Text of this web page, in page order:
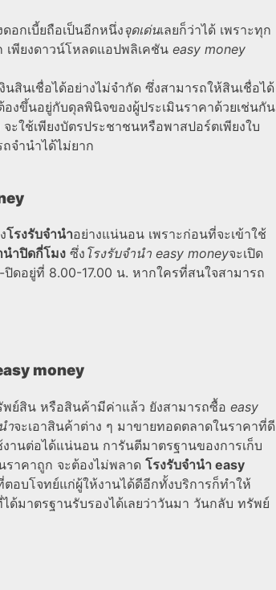
ดอกเบี้ยถือเป็นอีกหนึ่งจุดเด่นเลยก็ว่าได้ เพราะทุก
เพียงดาวน์โหลดแอปพลิเคชัน easy money
งินสินเชื่อได้อย่างไม่จำกัด ซึ่งสามารถให้สินเชื่อได้
งขึ้นอยู่กับดุลพินิจของผู้ประเมินราคาด้วยเช่นกัน
ะใช้เพียงบัตรประชาชนหรือพาสปอร์ตเพียงใบ
จำนำได้ไม่ยาก
โรงรับจำนำอย่างแน่นอน เพราะก่อนที่จะเข้าใช้
นําปิดกี่โมง ซึ่ง โรงรับจำนำ easy moneyจะเปิด
ดอยู่ที่ 8.00-17.00 น. หากใครที่สนใจสามารถ
money
พย์สิน หรือสินค้ามีค่าแล้ว ยังสามารถซื้อ easy
าจะเอาสินค้าต่าง ๆ มาขายทอดตลาดในราคาที่ดี
านต่อได้แน่นอน การันตีมาตรฐานของการเก็บ
าคาถูก จะต้องไม่พลาด โรงรับจํานํา easy
อบโจทย์แก่ผู้ให้งานได้ดีอีกทั้งบริการก็ทำให้
ด้มาตรฐานรับรองได้เลยว่าวันมา วันกลับ ทรัพย์